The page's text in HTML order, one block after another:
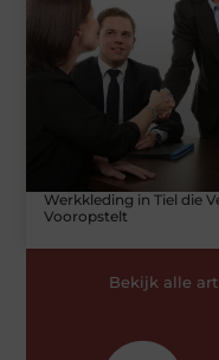
Werkkleding in Tiel die
Vooropstelt
Bekijk alle